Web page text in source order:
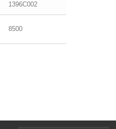
1396C002
8500